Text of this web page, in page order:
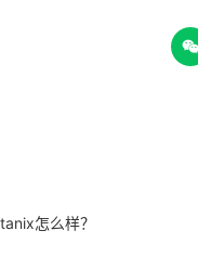

怎么样？